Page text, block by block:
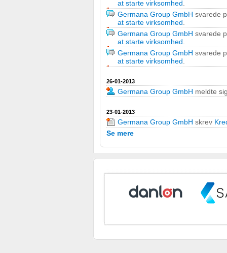
at starte virksomhed
Germana Group GmbH svarede
at starte virksomhed
Germana Group GmbH svarede
at starte virksomhed
Germana Group GmbH svarede
at starte virksomhed
26-01-2013
Germana Group GmbH meldte
23-01-2013
Germana Group GmbH skrev
Se mere